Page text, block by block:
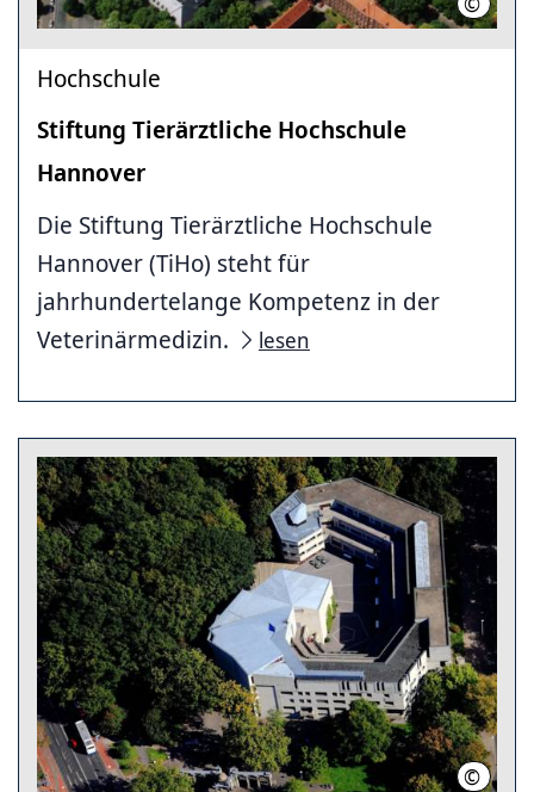
Hochschule
Stiftung Tierärztliche Hochschule
Hannover
Die Stiftung Tierärztliche Hochschule
Hannover (TiHo) steht für
jahrhundertelange Kompetenz in der
Veterinärmedizin.
lesen
© Peter